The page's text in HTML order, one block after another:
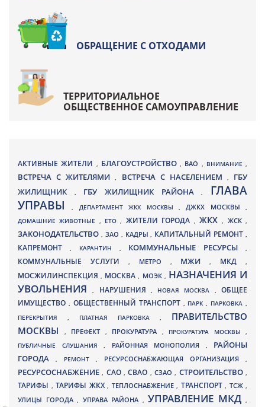
ОБРАЩЕНИЕ С ОТХОДАМИ
ТЕРРИТОРИАЛЬНОЕ
ОБЩЕСТВЕННОЕ САМОУПРАВЛЕНИЕ
АКТИВНЫЕ ЖИТЕЛИ , БЛАГОУСТРОЙСТВО , ВАО , ВНИМАНИЕ ,
ВСТРЕЧА С ЖИТЕЛЯМИ, ВСТРЕЧА С НАСЕЛЕНИЕМ , ГБУ
ЖИЛИЩНИК
, ГБУ ЖИЛИЩНИК РАЙОНА, ГЛАВА
УПРАВЫ, ДЕПАРТАМЕНТ ЖКХ МОСКВЫ ,ДЖКХ МОСКВЫ ,
ДОМАШНИЕ ЖИВОТНЫЕ , ЕТО, ЖИТЕЛИ ГОРОДА , ЖКХ, ЖСК,
ЗАКОНОДАТЕЛЬСТВО , ЗАО , КАДРЫ, КАПИТАЛЬНЫЙ РЕМОНТ ,
КАПРЕМОНТ , КАРАНТИН , КОММУНАЛЬНЫЕ РЕСУРСЫ,
КОММУНАЛЬНЫЕ УСЛУГИ , МЕТРО , МЖИ, МКД ,
МОСЖИЛИНСПЕКЦИЯ, МОСКВА , МОЭК , НАЗНАЧЕНИЯ И
УВОЛЬНЕНИЯ, НАРУШЕНИЯ , НОВАЯ МОСКВА ,ОБЩЕЕ
ИМУЩЕСТВО , ОБЩЕСТВЕННЫЙ ТРАНСПОРТ , ПАРК, ПАРКОВКА ,
ПЕРЕКРЫТИЯ , ПЛАТНАЯ ПАРКОВКА , ПРАВИТЕЛЬСТВО
МОСКВЫ
, ПРЕФЕКТ , ПРОКУРАТУРА , ПРОКУРАТУРА МОСКВЫ ,
ПУБЛИЧНЫЕ СЛУШАНИЯ , РАЙОННАЯ МОНОПОЛИЯ , РАЙОНЫ
ГОРОДА
, РЕМОНТ , РЕСУРСОСНАБЖАЮЩАЯ ОРГАНИЗАЦИЯ ,
РЕСУРСОСНАБЖЕНИЕ, САО,СВАО ,СЗАО, СТРОИТЕЛЬСТВО,
ТАРИФЫ , ТАРИФЫ ЖКХ , ТЕПЛОСНАБЖЕНИЕ , ТРАНСПОРТ , ТСЖ ,
УЛИЦЫ ГОРОДА , УПРАВА РАЙОНА , УПРАВЛЕНИЕ МКД ,